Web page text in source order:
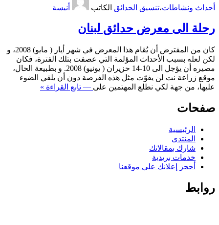
أحداث ونشاطات،تنسيق الحدائق الكاتب أنيسة
رحلة الى معرض حدائق لبنان
كان من المفترض أن يُقام هذا المعرض في شهر أيار ( مايو) 2008، و
لكن لعله بسبب الأحداث المؤلمة التي عصفت بتلك الفترة، فكان
مصيره أن يؤجل الى 10-14 حزيران ( يونيو) 2008. و بطبيعة الحال،
موقع زراعة نت لن يفوّت مثل هذه الفرصة دون أن يلقي الضوء
عليها، من جهة لكي نطلع المهتمين على — تابع القراءة »
صفحات
الرئيسية
المنتدى
شارك بمقالاتك
خدمات بريدية
أحجز إعلانك على موقعنا
روابط